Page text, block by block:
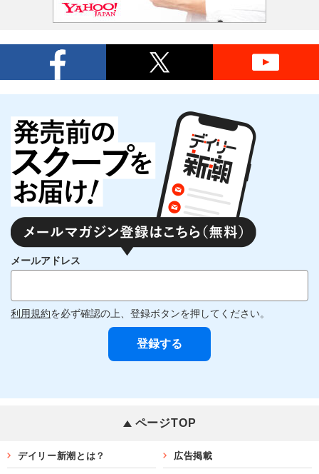
メールアドレス
利用規約を必ず確認の上、登録ボタンを押してください。
ページTOP
デイリー新潮とは？ 広告掲載